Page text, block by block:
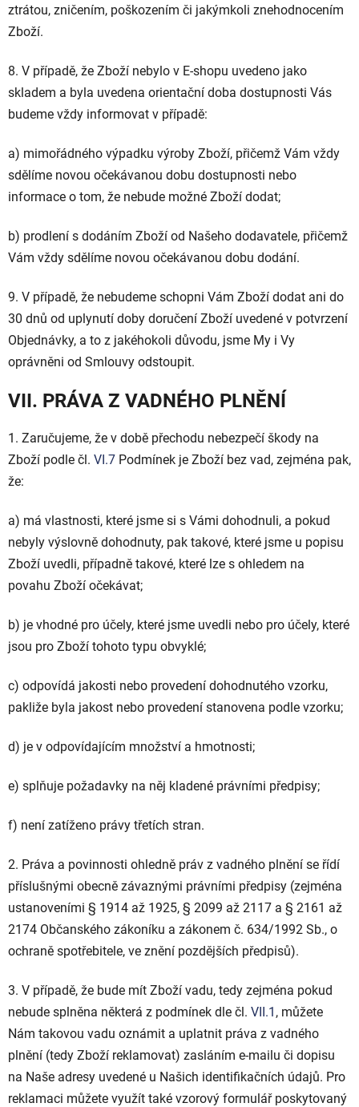
ztrátou, zničením, poškozením či jakýmkoli znehodnocením
Zboží.
8. V případě, že Zboží nebylo v E-shopu uvedeno jako
skladem a byla uvedena orientační doba dostupnosti Vás
budeme vždy informovat v případě:
a) mimořádného výpadku výroby Zboží, přičemž Vám vždy
sdělíme novou očekávanou dobu dostupnosti nebo
informace o tom, že nebude možné Zboží dodat;
b) prodlení s dodáním Zboží od Našeho dodavatele, přičemž
Vám vždy sdělíme novou očekávanou dobu dodání.
9. V případě, že nebudeme schopni Vám Zboží dodat ani do
30 dnů od uplynutí doby doručení Zboží uvedené v potvrzení
Objednávky, a to z jakéhokoli důvodu, jsme My i Vy
oprávněni od Smlouvy odstoupit.
VII. PRÁVA Z VADNÉHO PLNĚNÍ
1. Zaručujeme, že v době přechodu nebezpečí škody na
Zboží podle čl. VI.7 Podmínek je Zboží bez vad, zejména pak,
že:
a) má vlastnosti, které jsme si s Vámi dohodnuli, a pokud
nebyly výslovně dohodnuty, pak takové, které jsme u popisu
Zboží uvedli, případně takové, které lze s ohledem na
povahu Zboží očekávat;
b) je vhodné pro účely, které jsme uvedli nebo pro účely, které
jsou pro Zboží tohoto typu obvyklé;
c) odpovídá jakosti nebo provedení dohodnutého vzorku,
pakliže byla jakost nebo provedení stanovena podle vzorku;
d) je v odpovídajícím množství a hmotnosti;
e) splňuje požadavky na něj kladené právními předpisy;
f) není zatíženo právy třetích stran.
2. Práva a povinnosti ohledně práv z vadného plnění se řídí
příslušnými obecně závaznými právními předpisy (zejména
ustanoveními § 1914 až 1925, § 2099 až 2117 a § 2161 až
2174 Občanského zákoníku a zákonem č. 634/1992 Sb., o
ochraně spotřebitele, ve znění pozdějších předpisů).
3. V případě, že bude mít Zboží vadu, tedy zejména pokud
nebude splněna některá z podmínek dle čl. VII.1 , můžete
Nám takovou vadu oznámit a uplatnit práva z vadného
plnění (tedy Zboží reklamovat) zasláním e-mailu či dopisu
na Naše adresy uvedené u Našich identifikačních údajů. Pro
reklamaci můžete využít také vzorový formulář poskytovaný